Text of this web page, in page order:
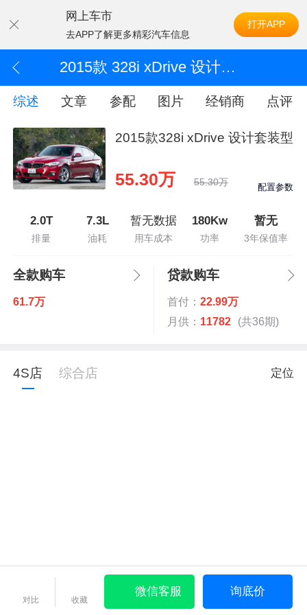
网上车市
去APP了解更多精彩汽车信息
打开APP
2015款 328i xDrive 设计套装型
综述 文章 参配 图片 经销商 点评
2015款328i xDrive 设计套装型
55.30万 55.30万 配置参数
2.0T
排量
7.3L
油耗
暂无数据
用车成本
180Kw
功率
暂无
3年保值率
全款购车
61.7万
贷款购车
首付： 22.99万
月供： 11782 (共36期)
4S店 综合店 定位
对比 收藏
微信客服 询底价